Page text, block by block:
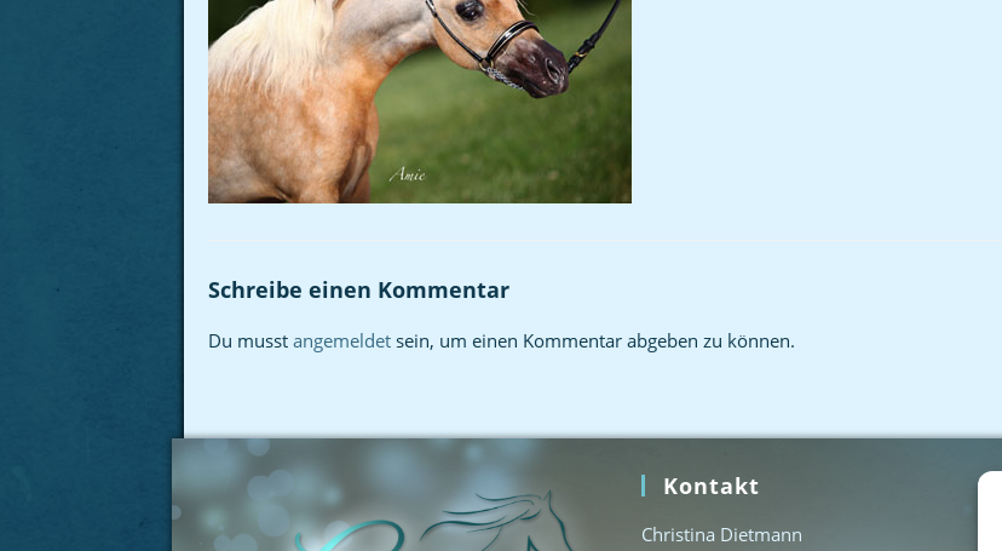
Schreibe einen Kommentar
Du musst angemeldet sein, um einen Kommentar abgeben zu können.
Kontakt
Christina Dietmann